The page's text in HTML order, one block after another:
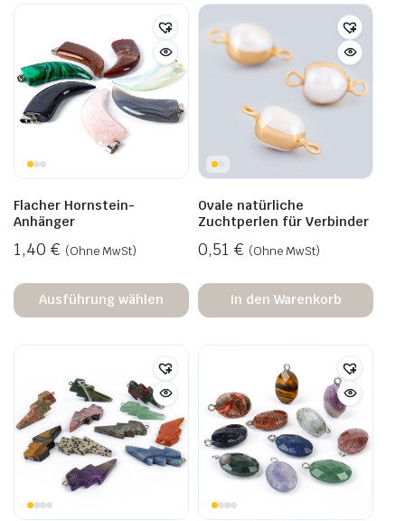
Flacher Hornstein-
Anhänger
1,40 € (Ohne MwSt)
Ausführung wählen
Ovale natürliche
Zuchtperlen für Verbinder
0,51 € (Ohne MwSt)
In den Warenkorb